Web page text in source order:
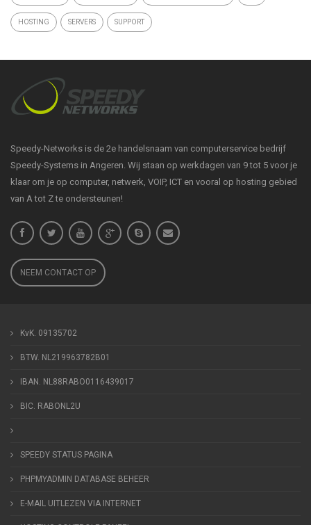
HOSTING SERVERS SUPPORT
Speedy-Networks is de 2e handelsnaam van computerservice bedrijf
Speedy-Systems in Angeren. Wij staan op werkdagen van 9 tot 5 voor je
klaar om je op computer, netwerk, VOIP, ICT en vooral op hosting gebied
van A tot Z te ondersteunen!
NEEM CONTACT OP
KvK. 09135702
BTW. NL219963782B01
IBAN. NL88RABO0116439017
BIC. RABONL2U
SPEEDY STATUS PAGINA
PHPMYADMIN DATABASE BEHEER
E-MAIL UITLEZEN VIA INTERNET